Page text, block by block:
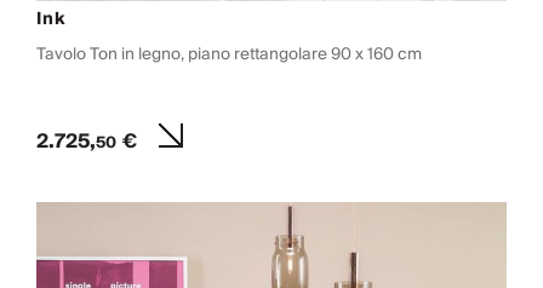
Ink
Tavolo Ton in legno, piano rettangolare 90 x 160 cm
2.725,50€